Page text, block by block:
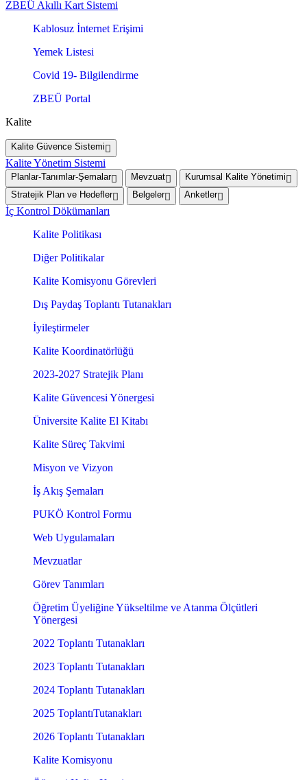
ZBEÜ Akıllı Kart Sistemi
Kablosuz İnternet Erişimi
Yemek Listesi
Covid 19- Bilgilendirme
ZBEÜ Portal
Kalite
Kalite Güvence Sistemi
Kalite Yönetim Sistemi
Planlar-Tanımlar-Şemalar Mevzuat
Kurumsal Kalite Yönetimi
Stratejik Plan ve Hedefler
Belgeler Anketler
İç Kontrol Dökümanları
Kalite Politikası
Diğer Politikalar
Kalite Komisyonu Görevleri
Dış Paydaş Toplantı Tutanakları
İyileştirmeler
Kalite Koordinatörlüğü
2023-2027 Stratejik Planı
Kalite Güvencesi Yönergesi
Üniversite Kalite El Kitabı
Kalite Süreç Takvimi
Misyon ve Vizyon
İş Akış Şemaları
PUKÖ Kontrol Formu
Web Uygulamaları
Mevzuatlar
Görev Tanımları
Öğretim Üyeliğine Yükseltilme ve Atanma Ölçütleri
Yönergesi
2022 Toplantı Tutanakları
2023 Toplantı Tutanakları
2024 Toplantı Tutanakları
2025 ToplantıTutanakları
2026 Toplantı Tutanakları
Kalite Komisyonu